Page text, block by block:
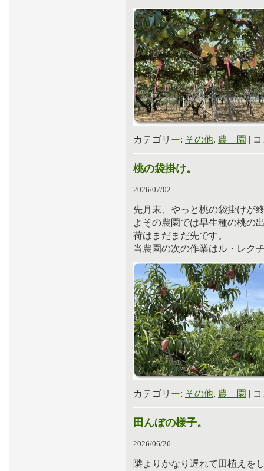
カテゴリー: その他, 農 園 |
桃の袋掛け。
2026/07/02
先月末、やっと桃の袋掛けが
よその農園では早生種の桃の
荷はまだまだ先です。
当農園の次の作業はル・レク
カテゴリー: その他, 農 園 |
田んぼの様子。
2026/06/26
隣よりかなり遅れて田植えを